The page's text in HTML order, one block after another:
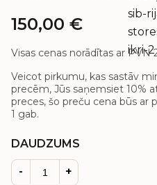
150,00 €
Visas cenas norādītas ar PVN
Veicot pirkumu, kas sastāv
precēm, Jūs saņemsiet 10%
preces, šo preču cena būs ar
1 gab.
DAUDZUMS
- +